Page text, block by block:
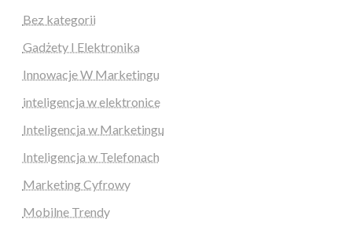
Bez kategorii
Gadżety I Elektronika
Innowacje W Marketingu
inteligencja w elektronice
Inteligencja w Marketingu
Inteligencja w Telefonach
Marketing Cyfrowy
Mobilne Trendy